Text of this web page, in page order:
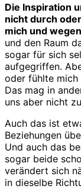
Die Inspiration
nicht durch
mich und
und den Raum
sogar für sich
aufgegriffen.
oder fühlte mich
Das mag in
uns aber nicht
Auch das ist
Beziehungen
Und auch das
sogar beide
verändert sich
in dieselbe